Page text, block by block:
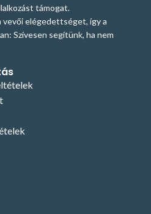
támogat.
elégedettséget, így a
Szívesen segítünk, ha nem